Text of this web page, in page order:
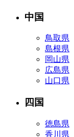
中国
鳥取県
島根県
岡山県
広島県
山口県
四国
徳島県
香川県